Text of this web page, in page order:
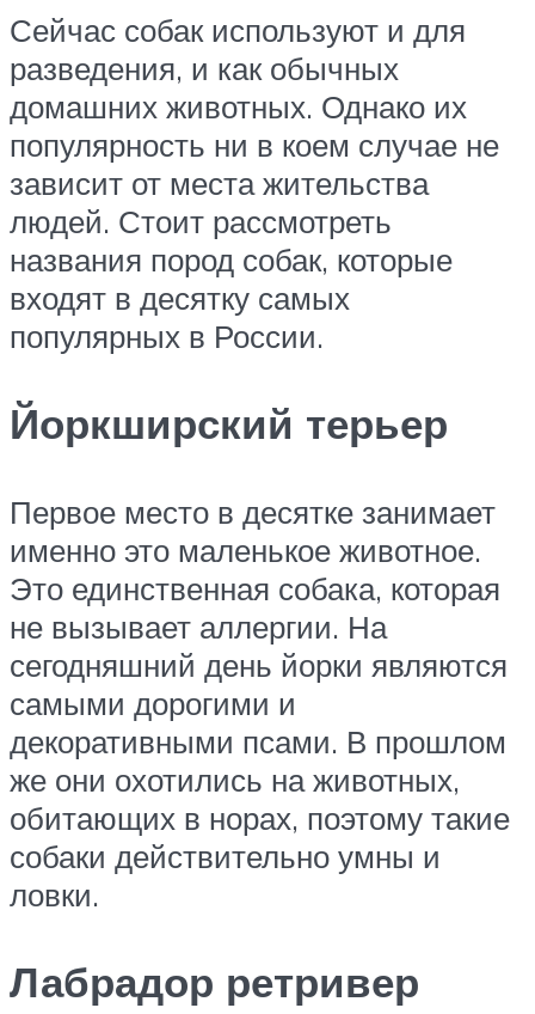
Сейчас собак используют и для
разведения, и как обычных
домашних животных. Однако их
популярность ни в коем случае не
зависит от места жительства
людей. Стоит рассмотреть
названия пород собак, которые
входят в десятку самых
популярных в России.
Йоркширский терьер
Первое место в десятке занимает
именно это маленькое животное.
Это единственная собака, которая
не вызывает аллергии. На
сегодняшний день йорки являются
самыми дорогими и
декоративными псами. В прошлом
же они охотились на животных,
обитающих в норах, поэтому такие
собаки действительно умны и
ловки.
Лабрадор ретривер